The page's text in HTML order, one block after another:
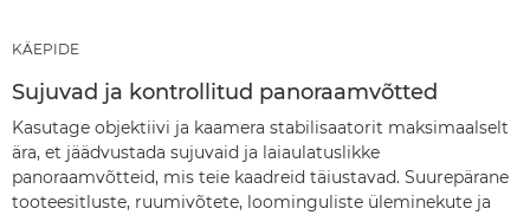
KÄEPIDE
Sujuvad ja kontrollitud panoraamvõtted
Kasutage objektiivi ja kaamera stabilisaatorit maksimaalselt
ära, et jäädvustada sujuvaid ja laiaulatuslikke
panoraamvõtteid, mis teie kaadreid täiustavad. Suurepärane
tooteesitluste, ruumivõtete, loominguliste üleminekute ja